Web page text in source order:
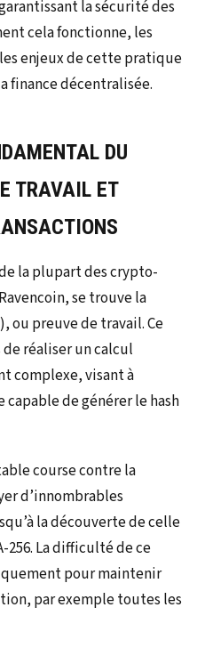
DU
TRAVAIL ET
la plupart des crypto-
se trouve la
ou preuve de travail. Ce
réaliser un calcul
complexe, visant à
de générer le hash
course contre la
d’innombrables
la découverte de celle
La difficulté de ce
pour maintenir
par exemple toutes les